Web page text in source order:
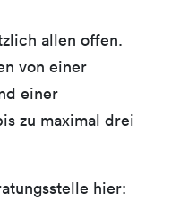
allen offen.
von einer
einer
zu maximal drei
hier: